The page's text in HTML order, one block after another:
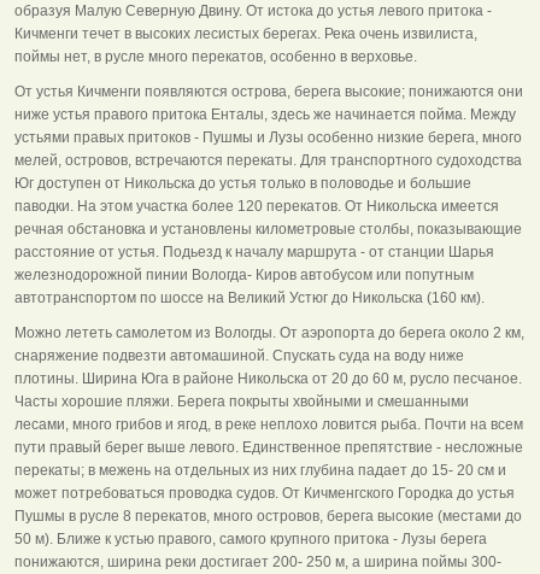
образуя Малую Северную Двину. От истока до устья левого притока -
Кичменги течет в высоких лесистых берегах. Река очень извилиста,
поймы нет, в русле много перекатов, особенно в верховье.
От устья Кичменги появляются острова, берега высокие; понижаются они
ниже устья правого притока Енталы, здесь же начинается пойма. Между
устьями правых притоков - Пушмы и Лузы особенно низкие берега, много
мелей, островов, встречаются перекаты. Для транспортного судоходства
Юг доступен от Никольска до устья только в половодье и большие
паводки. На этом участка более 120 перекатов. От Никольска имеется
речная обстановка и установлены километровые столбы, показывающие
расстояние от устья. Подьезд к началу маршрута - от станции Шарья
железнодорожной пинии Вологда- Киров автобусом или попутным
автотранспортом по шоссе на Великий Устюг до Никольска (160 км).
Можно лететь самолетом из Вологды. От аэропорта до берега около 2 км,
снаряжение подвезти автомашиной. Спускать суда на воду ниже
плотины. Ширина Юга в районе Никольска от 20 до 60 м, русло песчаное.
Часты хорошие пляжи. Берега покрыты хвойными и смешанными
лесами, много грибов и ягод, в реке неплохо ловится рыба. Почти на всем
пути правый берег выше левого. Единственное препятствие - несложные
перекаты; в межень на отдельных из них глубина падает до 15- 20 см и
может потребоваться проводка судов. От Кичменгского Городка до устья
Пушмы в русле 8 перекатов, много островов, берега высокие (местами до
50 м). Ближе к устью правого, самого крупного притока - Лузы берега
понижаются, ширина реки достигает 200- 250 м, а ширина поймы 300-